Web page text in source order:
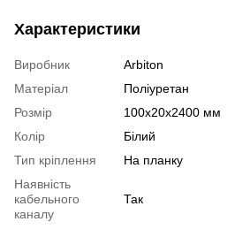
Характеристики
Виробник
Arbiton
Матеріал
Поліуретан
Розмір
100х20х2400 мм
Колір
Білий
Тип кріплення
На планку
Наявність
кабельного
каналу
Так